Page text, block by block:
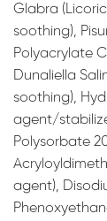
Glabra
soothing),
Polyacrylate
Dunaliella
soothing),
agent/
Polysorbate
agent),